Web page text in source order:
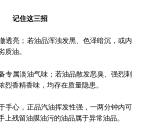
记住这三招
透亮；若油品浑浊发黑、色泽暗沉，或内
质油。
专属淡油气味；若油品散发恶臭、强烈刺
烈香精香味，均存在质量隐患。
手心，正品汽油挥发性强，一两分钟内可
上残留油膜油污的油品属于异常油品。